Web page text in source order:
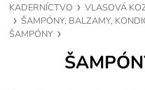
KADERNÍCTVO VLASOVÁ
ŠAMPÓNY, BALZAMY,
ŠAMPÓNY